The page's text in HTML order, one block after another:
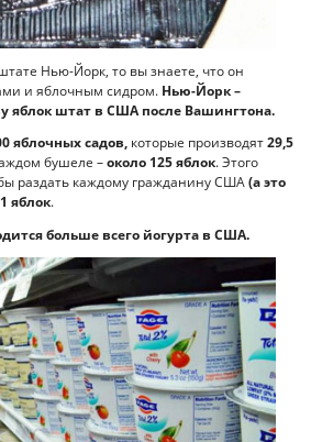
Нью-Йорк, то вы знаете, что он
и яблочным сидром. Нью-Йорк –
яблок штат в США после Вашингтона.
яблочных садов, которые производят29,5
бушеле –около 125 яблок. Этого
раздать каждому гражданину США(а это
яблок.
больше всего йогурта в США.